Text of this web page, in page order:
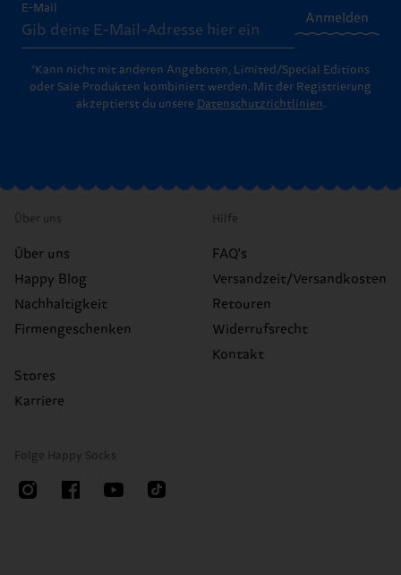
E-Mail
Anmelden
*Kann nicht mit anderen Angeboten, Limited/Special Editions
oder Sale Produkten kombiniert werden. Mit der Registrierung
akzeptierst du unsere Datenschutzrichtlinien.
Über uns
Über uns
Happy Blog
Nachhaltigkeit
Firmengeschenken
Stores
Karriere
Hilfe
FAQ's
Versandzeit/Versandkosten
Retouren
Widerrufsrecht
Kontakt
Folge Happy Socks